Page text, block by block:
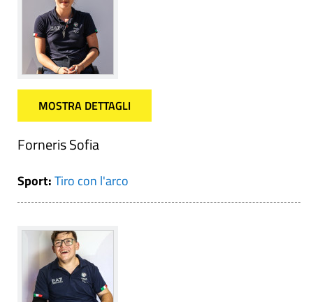
MOSTRA DETTAGLI
Forneris Sofia
Sport:Tiro con l'arco